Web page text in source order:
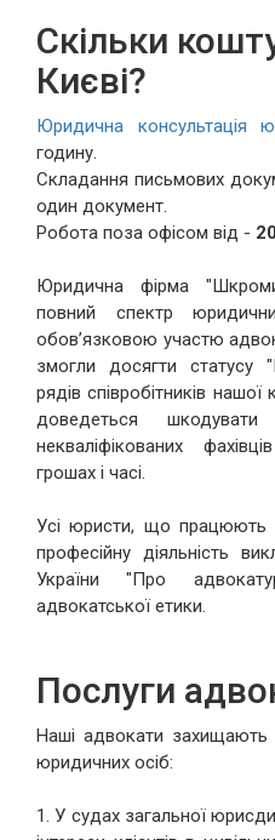
Скільки
Києві?
Юридична консультація
годину.
Складання письмових
один документ.
Робота поза офісом від -
Юридична фірма
повний спектр
обов’язковою участю
змогли досягти статусу
рядів співробітників
доведеться
некваліфікованих
грошах і часі.
Усі юристи, що працюють
професійну діяльність
України "Про
адвокатської етики.
Послуги
Наші адвокати захищають
юридичних осіб:
1. У судах загальної